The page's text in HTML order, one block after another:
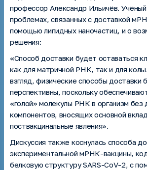
профессор Александр Ильичёв. Учёный
проблемах, связанных с доставкой
помощью липидных наночастиц, и о
решения:
«Способ доставки будет оставаться
как для матричной РНК, так и для
взгляд, физические способы доставки
перспективны, поскольку
«голой» молекулы РНК в организм без
компонентов, вносящих основной
поствакцинальные явления».
Дискуссия также коснулась способа
экспериментальной мРНК-вакцины,
белковую структуру SARS-CoV-2, с